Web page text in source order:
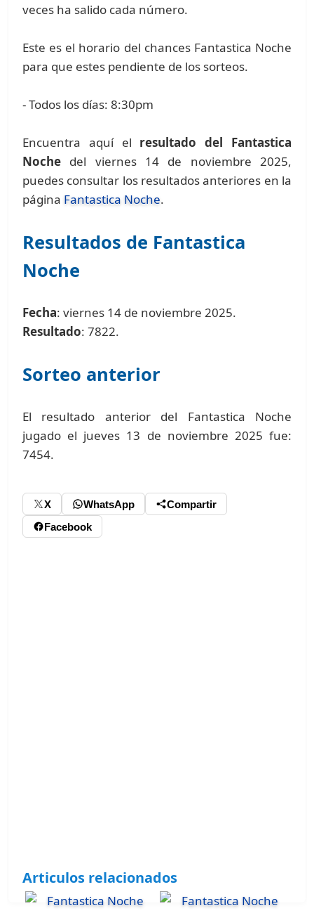
veces ha salido cada número.
Este es el horario del chances Fantastica Noche
para que estes pendiente de los sorteos.
- Todos los días: 8:30pm
Encuentra aquí el resultado del Fantastica
Noche del viernes 14 de noviembre 2025,
puedes consultar los resultados anteriores en la
página Fantastica Noche.
Resultados de Fantastica
Noche
Fecha: viernes 14 de noviembre 2025.
Resultado: 7822.
Sorteo anterior
El resultado anterior del Fantastica Noche
jugado el jueves 13 de noviembre 2025 fue:
7454.
X WhatsApp
Compartir
Facebook
Articulos relacionados